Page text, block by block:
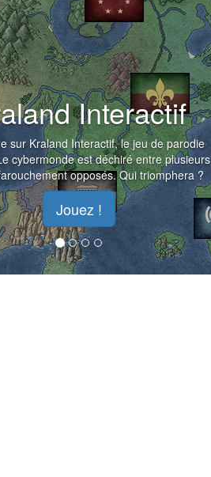
Interactif
sur Kraland Interactif, le jeu de parodie
cybermonde est déchiré entre plusieurs
opposés. Qui triomphera ?
Jouez !